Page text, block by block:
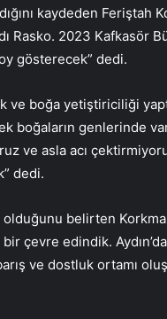
kaydeden Feriştah
Rasko. 2023 Kafkasör
gösterecek” dedi.
boğa yetiştiriciliği
boğaların genlerinde
ve asla acı
dedi.
olduğunu belirten
çevre edindik.
ve dostluk ortamı